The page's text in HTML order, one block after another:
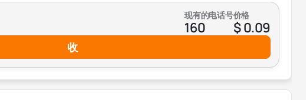
现有的电话号
160
价格
$ 0.09
收